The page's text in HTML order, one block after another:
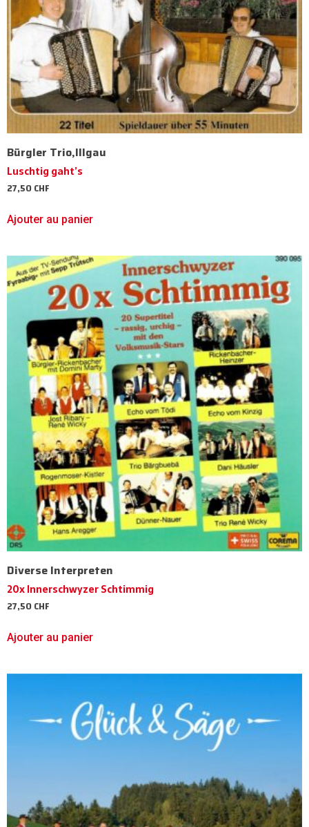
Bürgler Trio,Illgau
Luschtig gaht’s
27,50CHF
Ajouter au panier
Diverse Interpreten
20x Innerschwyzer Schtimmig
27,50CHF
Ajouter au panier